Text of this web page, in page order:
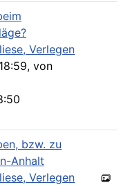
Verlegen
von
bzw. zu
Anhalt
Verlegen